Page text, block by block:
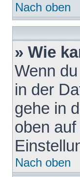
Nach oben
» Wie
Wenn
in der
gehe in
oben
Nach oben